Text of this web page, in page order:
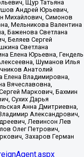
Щур Татьяна
Андрей Юрьевич,
Михайлович, Симонов
Мельникова Валентина
Баженова Светлана
Беляев Сергей
Светлана
Елена Юрьевна, Гендель
Шуманов Илья
Анатолий
Владимировна,
Вячеславовна,
Маркович, Бахмин
Сухих Дарья
Анна Дмитриевна,
Александрович,
Левинсон Лев
Олег Петрович,
Захаров Герман